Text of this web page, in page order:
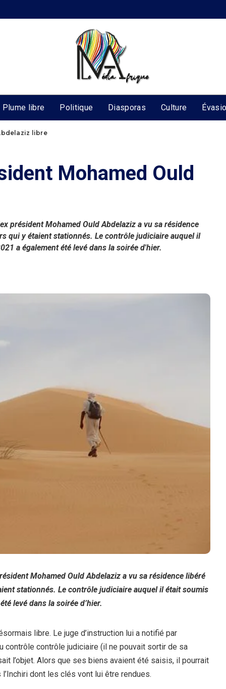
Plume libre Politique Diasporas Culture
libre
Mohamed Ould
président Mohamed Ould Abdelaziz a vu sa résidence
qui y étaient stationnés. Le contrôle judiciaire auquel il
a également été levé dans la soirée d'hier.
Mohamed Ould Abdelaziz a vu sa résidence libéré
stationnés. Le contrôle judiciaire auquel il était soumis
levé dans la soirée d’hier.
libre. Le juge d’instruction lui a notifié par
contrôle contrôle judiciaire (il ne pouvait sortir de sa
l’objet. Alors que ses biens avaient été saisis, il pourrait
dont les clés vont lui être rendues.